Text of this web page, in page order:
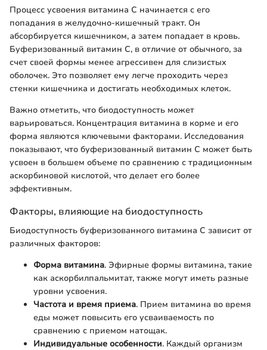
Процесс усвоения витамина C начинается с его
попадания в желудочно-кишечный тракт. Он
абсорбируется кишечником, а затем попадает в кровь.
Буферизованный витамин C, в отличие от обычного, за
счет своей формы менее агрессивен для слизистых
оболочек. Это позволяет ему легче проходить через
стенки кишечника и достигать необходимых клеток.
Важно отметить, что биодоступность может
варьироваться. Концентрация витамина в корме и его
форма являются ключевыми факторами. Исследования
показывают, что буферизованный витамин C может быть
усвоен в большем объеме по сравнению с традиционным
аскорбиновой кислотой, что делает его более
эффективным.
Факторы, влияющие на биодоступность
Биодоступность буферизованного витамина C зависит от
различных факторов:
Форма витамина. Эфирные формы витамина, такие
как аскорбилпальмитат, также могут иметь разные
уровни усвоения.
Частота и время приема. Прием витамина во время
еды может повысить его усваиваемость по
сравнению с приемом натощак.
Индивидуальные особенности. Каждый организм